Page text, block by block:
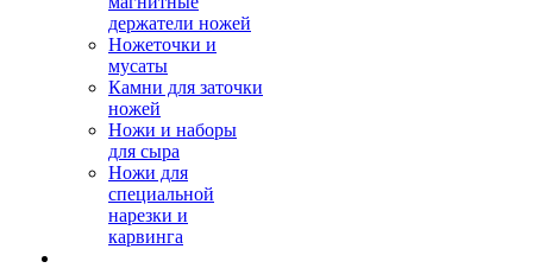
держатели ножей
Ножеточки и
мусаты
Камни для заточки
ножей
Ножи и наборы
для сыра
Ножи для
специальной
нарезки и
карвинга